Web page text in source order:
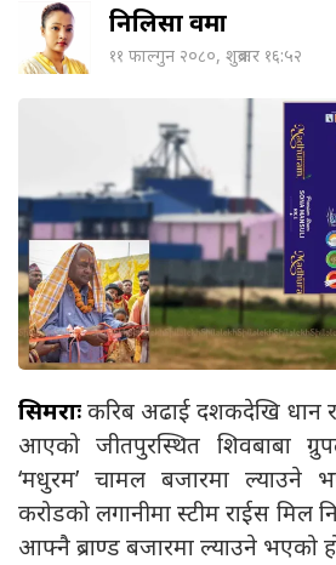
निलिसा वर्मा
११ फाल्गुन २०८०, शुक्रबार १६:५२
सिमराःकरिब अढाई दशकदेखि धान र
आएको जीतपुरस्थित शिवबाबा
‘मधुरम’ चामल बजारमा
करोडको लगानीमा स्टीम राईस मिल
आफ्नै ब्राण्ड बजारमा ल्याउने भएको